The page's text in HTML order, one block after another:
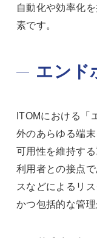
自動化や効率化
素です。
エンド
ITOMにおける「
外のあらゆる端
可用性を維持す
利用者との接点
スなどによるリ
かつ包括的な管理